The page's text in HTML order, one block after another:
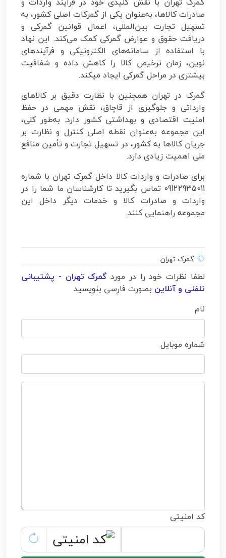
صادرات کالاها، به‌عنوان یکی از گمرکات اصلی کشور، به
تسهیل تجارت بین‌المللی، اعمال قوانین گمرکی و
دریافت حقوق و عوارض گمرکی کمک می‌کند. این نهاد
با استفاده از سامانه‌های الکترونیکی و فرآیندهای
نوین، زمان ترخیص کالا را کاهش داده و شفافیت
بیشتری در مراحل گمرکی ایجاد میکند.
گمرک در تهران همچنین با نظارت دقیق بر کالاهای
وارداتی و جلوگیری از قاچاق، نقش مهمی در حفظ
امنیت اقتصادی و بهداشتی کشور دارد. به‌طور کلی،
این مجموعه به‌عنوان نقطه اصلی کنترل و نظارت بر
جریان کالاها به کشور، در تسهیل تجارت و تأمین منافع
ملی اهمیت زیادی دارد.
برای صادرات و واردات کالا داخل گمرک تهران با شماره
09122935011 تماس بگیرید تا کارشناسان ما شما را در
واردات و صادرات کالا و خدمات دیگر داخل این
مجموعه راهنمایی کنند.
گمرک تهران
لطفا نظرات خود را در مورد گمرک تهران - پشتیبانی
تلفنی و آنلاین بصورت فارسی بنویسید
نام
شماره موبایل
کد امنیتی